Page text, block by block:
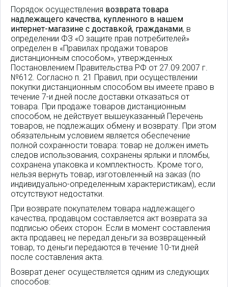
Порядок осуществления возврата товара
надлежащего качества, купленного в нашем
интернет-магазине с доставкой, гражданами, в
определении ФЗ «О защите прав потребителей»
определен в «Правилах продажи товаров
дистанционным способом», утвержденных
Постановлением Правительства РФ от 27.09.2007 г.
№612. Согласно п. 21 Правил, при осуществлении
покупки дистанционным способом вы имеете право в
течение 7-и дней после доставки отказаться от
товара. При продаже товаров дистанционным
способом, не действует вышеуказанный Перечень
товаров, не подлежащих обмену и возврату. При этом
обязательным условием является обеспечение
полной сохранности товара: товар не должен иметь
следов использования, сохранены ярлыки и пломбы,
сохранена упаковка и комплектность. Кроме того,
нельзя вернуть товар, изготовленный на заказ (по
индивидуально-определенным характеристикам), если
отсутствуют недостатки.
При возврате покупателем товара надлежащего
качества, продавцом составляется акт возврата за
подписью обеих сторон. Если в момент составления
акта продавец не передал деньги за возвращенный
товар, то деньги передаются в течение 10-ти дней
после составления акта.
Возврат денег осуществляется одним из следующих
способов: